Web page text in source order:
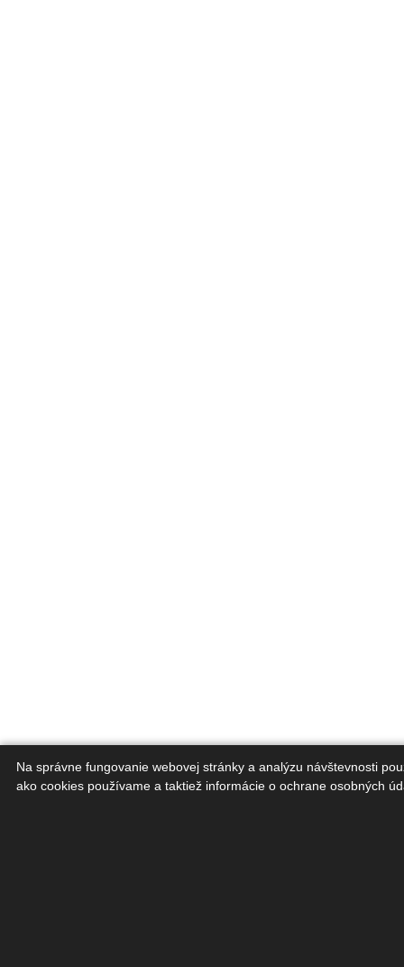
Na správne fungovanie webovej stránky a analýzu návštevnosti
ako cookies používame a taktiež informácie o ochrane osobných